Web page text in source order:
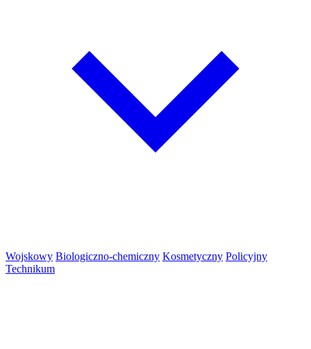
Wojskowy Biologiczno-chemiczny Kosmetyczny Policyjny
Technikum